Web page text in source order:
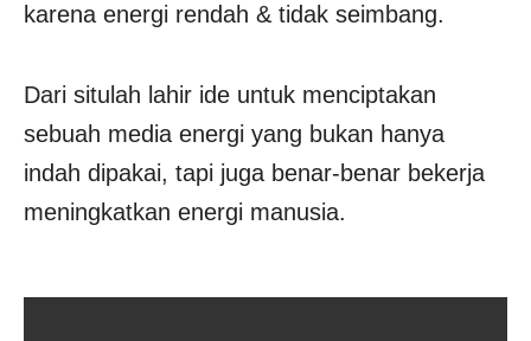
karena energi rendah & tidak seimbang.
Dari situlah lahir ide untuk menciptakan
sebuah media energi yang bukan hanya
indah dipakai, tapi juga benar-benar bekerja
meningkatkan energi manusia.